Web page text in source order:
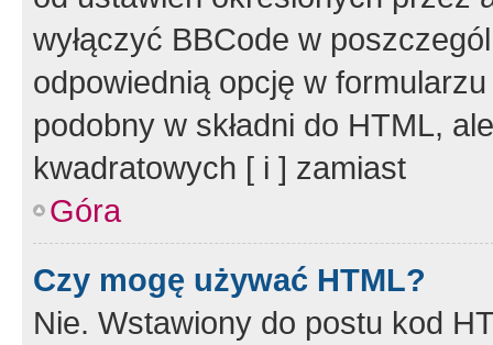
wyłączyć BBCode w
odpowiednią opcję w
podobny w składni do HTML,
kwadratowych [ i ] zamiast
Góra
Czy mogę używać HTML?
Nie. Wstawiony do postu kod